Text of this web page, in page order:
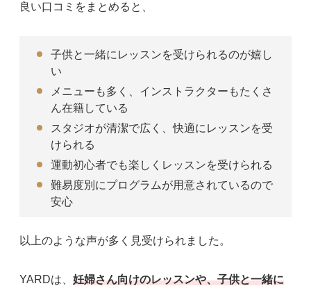
良い口コミをまとめると、
子供と一緒にレッスンを受けられるのが嬉し
い
メニューも多く、インストラクターもたくさ
ん在籍している
スタジオが清潔で広く、快適にレッスンを受
けられる
運動初心者でも楽しくレッスンを受けられる
難易度別にプログラムが用意されているので
安心
以上のような声が多く見受けられました。
YARDは、 妊婦さん向けのレッスンや、子供と一緒に